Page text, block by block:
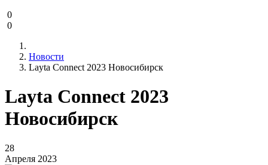
0
0
Новости
Layta Connect 2023 Новосибирск
Layta Connect 2023
Новосибирск
28
Апреля 2023